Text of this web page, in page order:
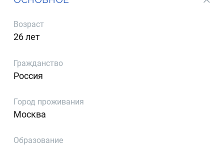
Возраст
26 лет
Гражданство
Россия
Город проживания
Москва
Образование